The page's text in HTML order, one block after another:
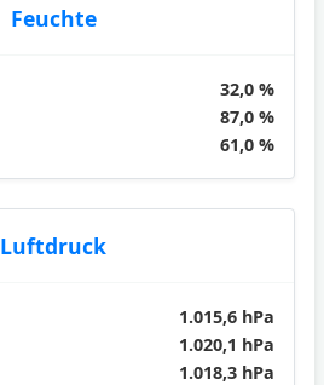
Feuchte
32,0 %
87,0 %
61,0 %
Luftdruck
1.015,6 hPa
1.020,1 hPa
1.018,3 hPa